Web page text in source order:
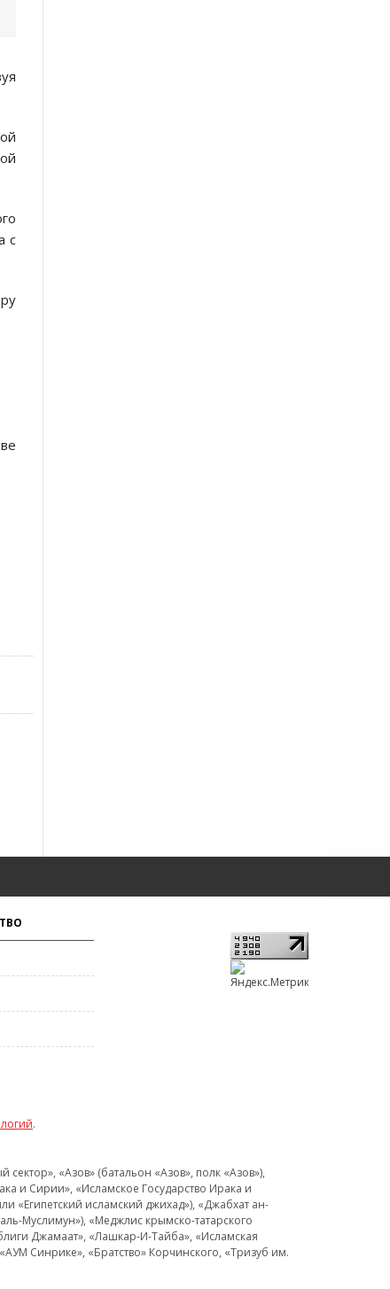
с
.
«Азов» (батальон «Азов», полк «Азов»),
и Сирии», «Исламское Государство Ирака и
исламский джихад»), «Джабхат ан-
Муслимун»), «Меджлис крымско-татарского
Джамаат», «Лашкар-И-Тайба», «Исламская
Синрике», «Братство» Корчинского, «Тризуб им.